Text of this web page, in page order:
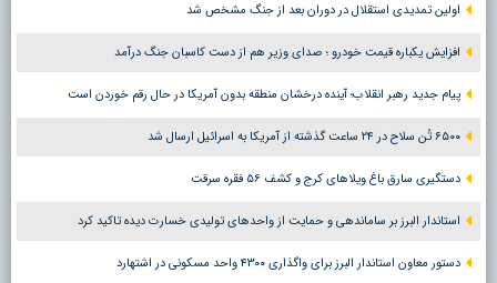
اولین تمدیدی استقلال در دوران بعد از جنگ مشخص شد
افزایش یکباره قیمت خودرو ؛ صدای وزیر هم از دست کاسبان جنگ درآمد
پیام جدید رهبر انقلاب؛ آینده درخشان منطقه بدون آمریکا در حال رقم خوردن است
۶۵۰۰ تُن سلاح در ۲۴ ساعت گذشته از آمریکا به اسرائیل ارسال شد
دستگیری سارق باغ ویلاهای کرج و کشف ۵۶ فقره سرقت
استاندار البرز بر ساماندهی و حمایت از واحدهای تولیدی خسارت دیده تاکید کرد
دستور معاون استاندار البرز برای واگذاری ۴۳۰۰ واحد مسکونی در اشتهارد